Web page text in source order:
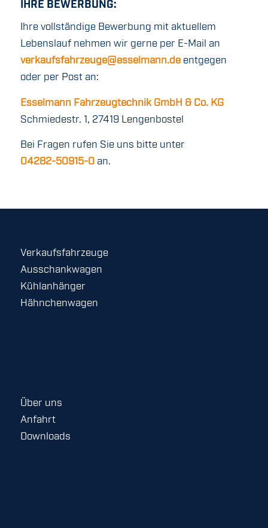
IHRE BEWERBUNG:
Ihre vollständige Bewerbung mit aktuellem
Lebenslauf nehmen wir gerne per E-Mail an
verkaufsfahrzeuge@esselmann.deentgegen
oder per Post an:
Esselmann Fahrzeugtechnik GmbH & Co. KG
Schmiedestr. 1, 27419 Lengenbostel
Bei Fragen rufen Sie uns bitte unter
04282-50915-0an.
Verkaufsfahrzeuge
Ausschankwagen
Kühlanhänger
Hähnchenwagen
Über uns
Anfahrt
Downloads